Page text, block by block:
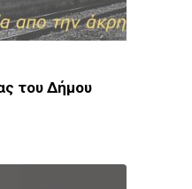
του Δήμου